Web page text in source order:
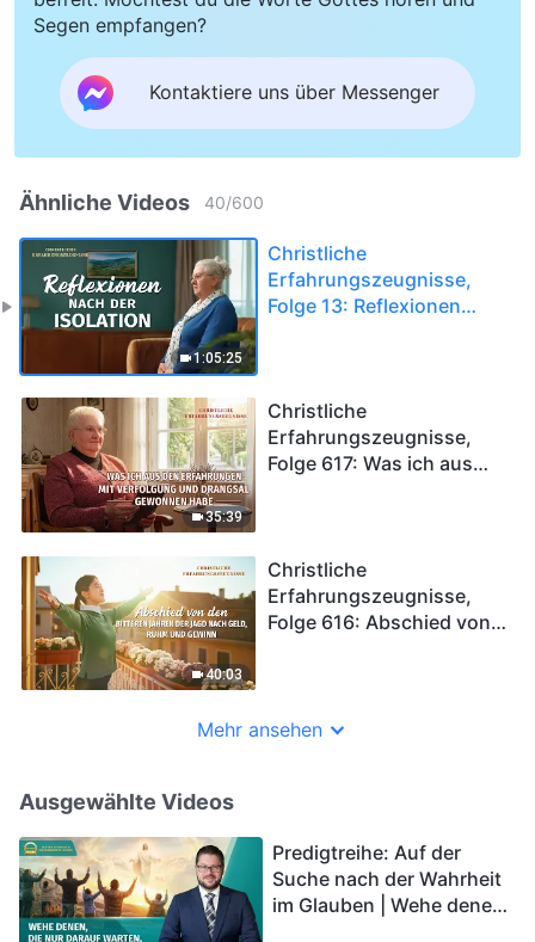
Segen empfangen?
Kontaktiere uns über Messenger
Ähnliche Videos 40/600
1:05:25
Christliche
Erfahrungszeugnisse,
Folge 13: Reflexionen
35:39
Christliche
Erfahrungszeugnisse,
Folge 617: Was ich aus
40:03
Christliche
Erfahrungszeugnisse,
Folge 616: Abschied von
Mehr ansehen
Ausgewählte Videos
Predigtreihe: Auf der
Suche nach der Wahrheit
im Glauben | Wehe denen,